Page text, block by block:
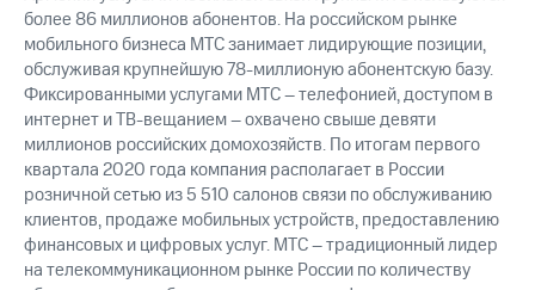
более 86 миллионов абонентов. На российском рынке
мобильного бизнеса МТС занимает лидирующие позиции,
обслуживая крупнейшую 78-миллионую абонентскую базу.
Фиксированными услугами МТС – телефонией, доступом в
интернет и ТВ-вещанием – охвачено свыше девяти
миллионов российских домохозяйств. По итогам первого
квартала 2020 года компания располагает в России
розничной сетью из 5 510 салонов связи по обслуживанию
клиентов, продаже мобильных устройств, предоставлению
финансовых и цифровых услуг. МТС – традиционный лидер
на телекоммуникационном рынке России по количеству